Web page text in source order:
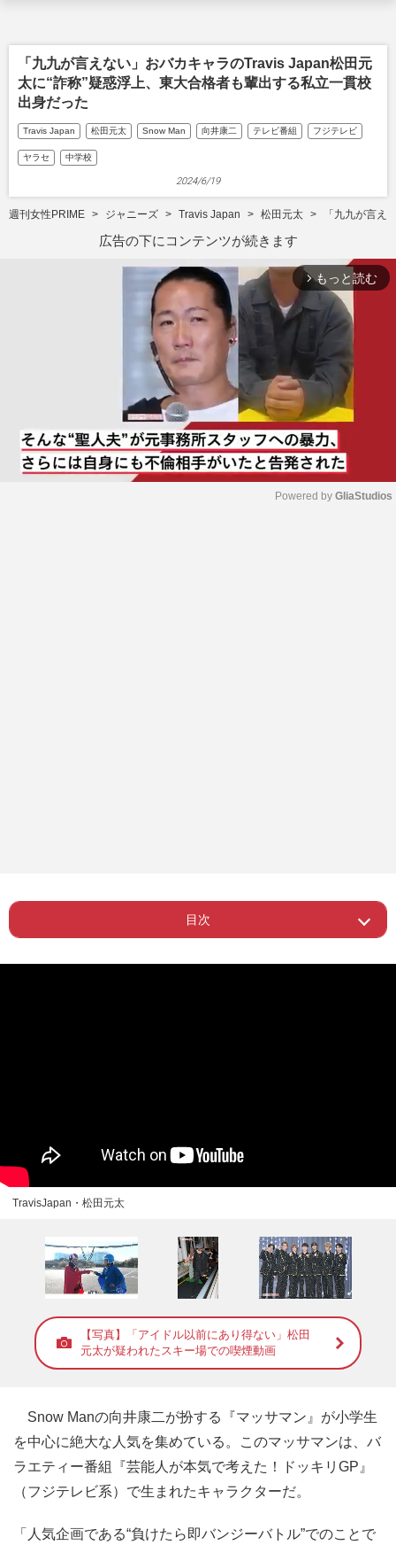
「九九が言えない」おバカキャラのTravis Japan松田元
太に“詐称”疑惑浮上、東大合格者も輩出する私立一貫校
出身だった
Travis Japan 松田元太 Snow Man 向井康二 テレビ番組 フジテレビ
ヤラセ 中学校
2024/6/19
週刊女性PRIME ジャニーズ Travis Japan 松田元太 「九九が言え
広告の下にコンテンツが続きます
arrow_forward_ios もっと読む
Powered by GliaStudios
目次
ー 母校は東大合格者も輩出する中高一
TravisJapan・松田元太
【写真】「アイドル以前にあり得ない」松田
元太が疑われたスキー場での喫煙動画
Snow Manの向井康二が扮する『マッサマン』が小学生
を中心に絶大な人気を集めている。このマッサマンは、バ
ラエティー番組『芸能人が本気で考えた！ドッキリGP』
（フジテレビ系）で生まれたキャラクターだ。
「人気企画である“負けたら即バンジーバトル”でのことで